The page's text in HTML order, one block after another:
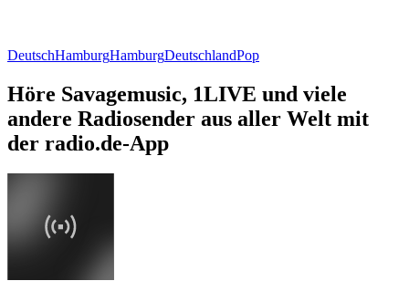
DeutschHamburgHamburgDeutschlandPop
Höre Savagemusic, 1LIVE und viele
andere Radiosender aus aller Welt mit
der radio.de-App